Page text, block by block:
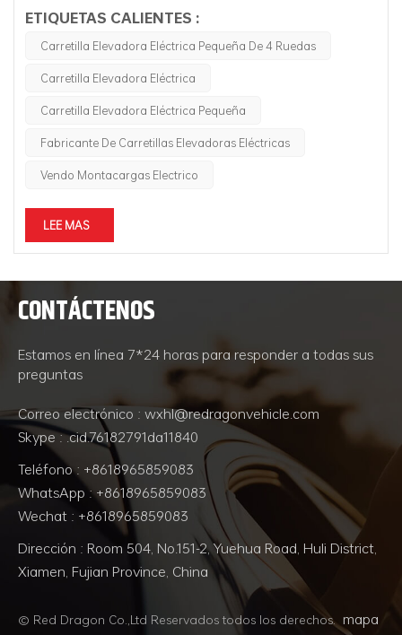
de dirección eléctrica, sistema de control de aceleración,
sistema de control hidráulico y sistema de frenado están
ETIQUETAS CALIENTES :
Carretilla Elevadora Eléctrica Pequeña De 4 Ruedas
Carretilla Elevadora Eléctrica
Carretilla Elevadora Eléctrica Pequeña
Fabricante De Carretillas Elevadoras Eléctricas
Vendo Montacargas Electrico
LEE MAS
CONTÁCTENOS
Estamos en línea 7*24 horas para responder a todas sus
preguntas
Correo electrónico : wxhl@redragonvehicle.com
Skype : .cid.76182791da11840
Teléfono : +8618965859083
WhatsApp : +8618965859083
Wechat : +8618965859083
Dirección : Room 504, No.151-2, Yuehua Road, Huli District,
Xiamen, Fujian Province, China
© Red Dragon Co.,Ltd Reservados todos los derechos. mapa